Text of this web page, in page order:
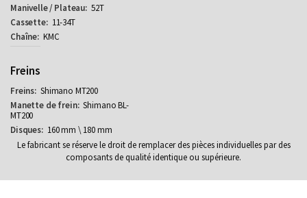
52T
11-34T
KMC
Freins
Shimano MT200
Shimano BL-
MT200
160 mm \ 180 mm
Le fabricant se réserve le droit de remplacer des pièces individuelles par des
composants de qualité identique ou supérieure.